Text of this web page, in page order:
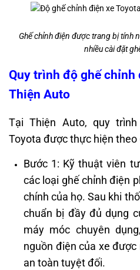
Ghế chỉnh điện được trang bị tính
nhiều cài đặt
Quy trình độ ghế chỉnh
Thiện Auto
Tại Thiện Auto, quy
Toyota được thực hiện theo
Bước 1: Kỹ thuật viên
các loại ghế chỉnh điện
chính của họ. Sau khi
chuẩn bị đầy đủ dụng
máy móc chuyên
nguồn điện của xe
an toàn tuyệt đối.